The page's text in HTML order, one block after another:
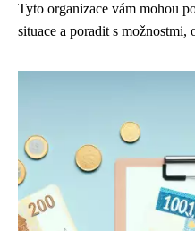
Tyto organizace vám mohou
situace a poradit s možnostmi,